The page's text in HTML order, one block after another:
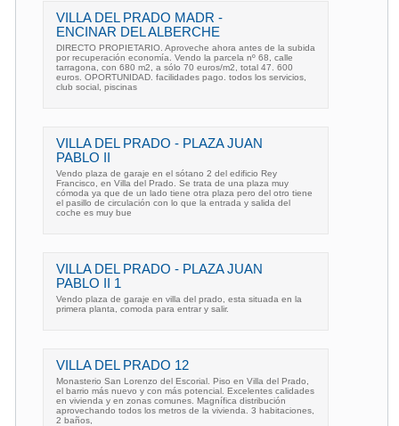
VILLA DEL PRADO MADR -
ENCINAR DEL ALBERCHE
DIRECTO PROPIETARIO. Aproveche ahora antes de la subida
por recuperación economía. Vendo la parcela nº 68, calle
tarragona, con 680 m2, a sólo 70 euros/m2, total 47. 600
euros. OPORTUNIDAD. facilidades pago. todos los servicios,
club social, piscinas
VILLA DEL PRADO - PLAZA JUAN
PABLO II
Vendo plaza de garaje en el sótano 2 del edificio Rey
Francisco, en Villa del Prado. Se trata de una plaza muy
cómoda ya que de un lado tiene otra plaza pero del otro tiene
el pasillo de circulación con lo que la entrada y salida del
coche es muy bue
VILLA DEL PRADO - PLAZA JUAN
PABLO II 1
Vendo plaza de garaje en villa del prado, esta situada en la
primera planta, comoda para entrar y salir.
VILLA DEL PRADO 12
Monasterio San Lorenzo del Escorial. Piso en Villa del Prado,
el barrio más nuevo y con más potencial. Excelentes calidades
en vivienda y en zonas comunes. Magnífica distribución
aprovechando todos los metros de la vivienda. 3 habitaciones,
2 baños,